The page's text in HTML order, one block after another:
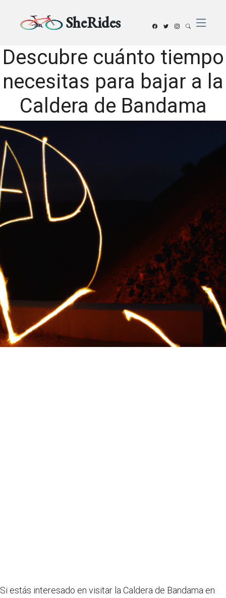
SheRides
Descubre cuánto tiempo
necesitas para bajar a la
Caldera de Bandama
Si estás interesado en visitar la Caldera de Bandama en